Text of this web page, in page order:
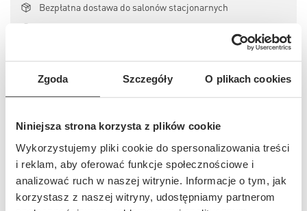
Zgoda Szczegóły O plikach cookies
Niniejsza strona korzysta z plików cookie
Wykorzystujemy pliki cookie do spersonalizowania treści
i reklam, aby oferować funkcje społecznościowe i
analizować ruch w naszej witrynie. Informacje o tym, jak
korzystasz z naszej witryny, udostępniamy partnerom
Bezpłatna dostawa do salonów stacjonarnych
Bezpłatne zwroty do 30 dni dla Klubowiczów
Opis i detale
Szczegóły
Rozmiar i sylwetka